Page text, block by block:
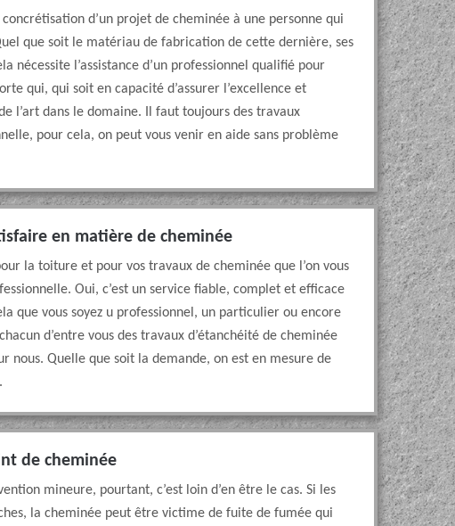
d’un projet de cheminée à une personne qui
que soit le matériau de fabrication de cette dernière, ses
nécessite l’assistance d’un professionnel qualifié pour
qui, qui soit en capacité d’assurer l’excellence et
l’art dans le domaine. Il faut toujours des travaux
pour cela, on peut vous venir en aide sans problème
en matière de cheminée
la toiture et pour vos travaux de cheminée que l’on vous
Oui, c’est un service fiable, complet et efficace
que vous soyez u professionnel, un particulier ou encore
d’entre vous des travaux d’étanchéité de cheminée
nous. Quelle que soit la demande, on est en mesure de
de cheminée
mineure, pourtant, c’est loin d’en être le cas. Si les
la cheminée peut être victime de fuite de fumée qui